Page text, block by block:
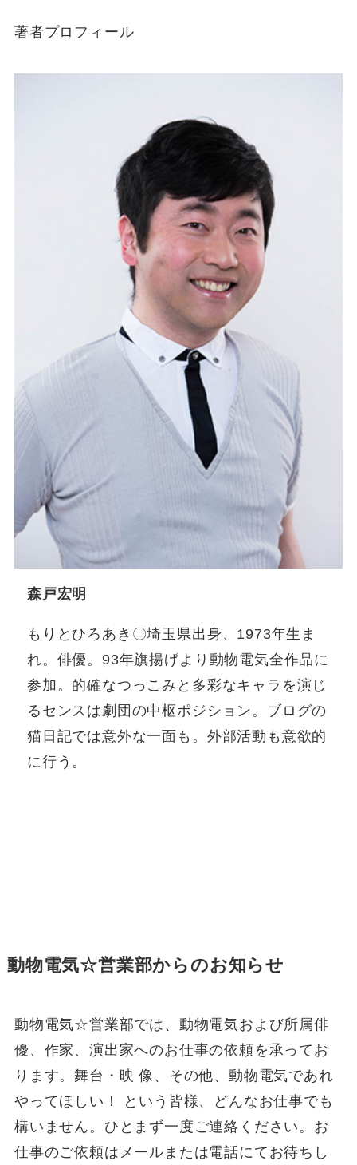
著者プロフィール
森戸宏明
もりとひろあき〇埼玉県出身、1973年生ま
れ。俳優。93年旗揚げより動物電気全作品に
参加。的確なつっこみと多彩なキャラを演じ
るセンスは劇団の中枢ポジション。ブログの
猫日記では意外な一面も。外部活動も意欲的
に行う。
動物電気☆営業部からのお知らせ
動物電気☆営業部では、動物電気および所属俳
優、作家、演出家へのお仕事の依頼を承ってお
ります。舞台・映 像、その他、動物電気であれ
やってほしい！ という皆様、どんなお仕事でも
構いません。ひとまず一度ご連絡ください。お
仕事のご依頼はメールまたは電話にてお待ちし